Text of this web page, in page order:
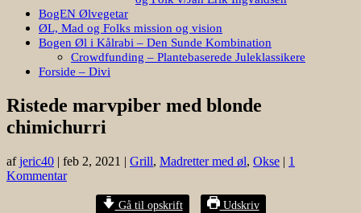
BogEN Ølvegetar
ØL, Mad og Folks mission og vision
Bogen Øl i Kålrabi – Den Sunde Kombination
Crowdfunding – Plantebaserede Juleklassikere
Forside – Divi
Ristede marvpiber med blonde
chimichurri
afjeric40 | feb 2, 2021 | Grill, Madretter med øl, Okse | 1
Kommentar
Gå til opskrift Udskriv